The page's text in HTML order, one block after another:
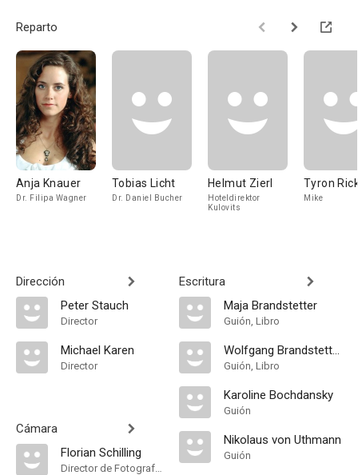
Reparto
Anja Knauer
Dr. Filipa Wagner
Tobias Licht
Dr. Daniel Bucher
Helmut Zierl
Hoteldirektor
Kulovits
Tyron
Mike
Dirección
Peter Stauch
Director
Michael Karen
Director
Cámara
Florian Schilling
Director de Fotografía, Camera Department Manager
Escritura
Maja Brandstetter
Guión, Libro
Wolfgang Brandstetter
Guión, Libro
Karoline Bochdansky
Guión
Nikolaus von Uthmann
Guión